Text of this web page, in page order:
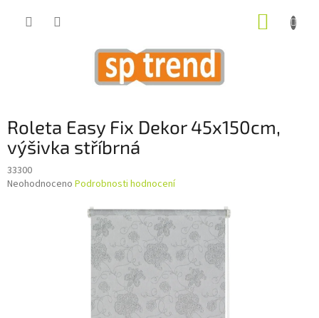
Roleta Easy Fix Dekor 45x150cm,
výšivka stříbrná
33300
Průměrné
Neohodnoceno Podrobnosti hodnocení